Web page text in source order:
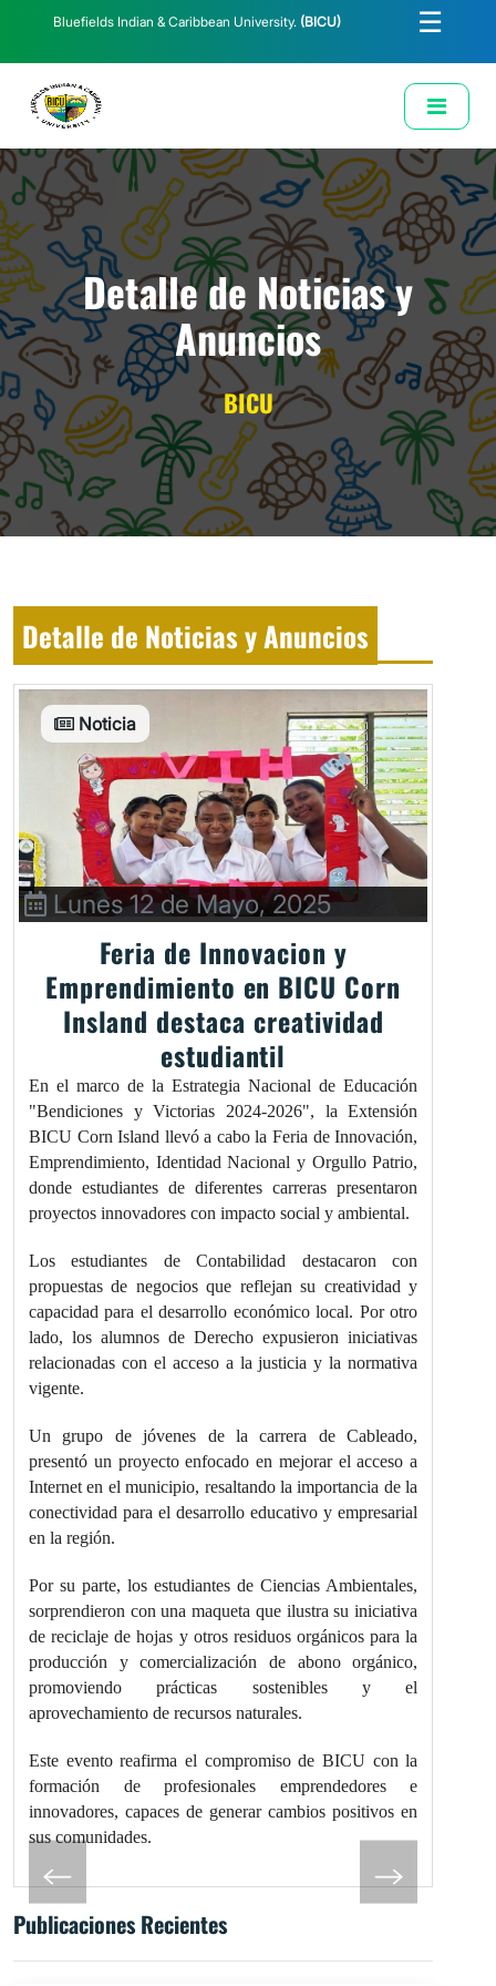
Bluefields Indian & Caribbean University. (BICU) ☰
Solicitud de Correo Institucional
Detalle de Noticias y
Anuncios
BICU
Detalle de Noticias y Anuncios
Noticia
Lunes 12 de Mayo, 2025
Feria de Innovacion y
Emprendimiento en BICU Corn
Insland destaca creatividad
estudiantil
En el marco de la Estrategia Nacional de Educación
"Bendiciones y Victorias 2024-2026", la Extensión
BICU Corn Island llevó a cabo la Feria de Innovación,
Emprendimiento, Identidad Nacional y Orgullo Patrio,
donde estudiantes de diferentes carreras presentaron
proyectos innovadores con impacto social y ambiental.
Los estudiantes de Contabilidad destacaron con
propuestas de negocios que reflejan su creatividad y
capacidad para el desarrollo económico local. Por otro
lado, los alumnos de Derecho expusieron iniciativas
relacionadas con el acceso a la justicia y la normativa
vigente.
Un grupo de jóvenes de la carrera de Cableado,
presentó un proyecto enfocado en mejorar el acceso a
Internet en el municipio, resaltando la importancia de la
conectividad para el desarrollo educativo y empresarial
en la región.
Por su parte, los estudiantes de Ciencias Ambientales,
sorprendieron con una maqueta que ilustra su iniciativa
de reciclaje de hojas y otros residuos orgánicos para la
producción y comercialización de abono orgánico,
promoviendo prácticas sostenibles y el
aprovechamiento de recursos naturales.
Este evento reafirma el compromiso de BICU con la
formación de profesionales emprendedores e
innovadores, capaces de generar cambios positivos en
sus comunidades.
Publicaciones Recientes